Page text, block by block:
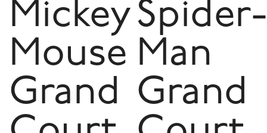
Mickey
Mouse
Grand
Spider-
Man
Grand